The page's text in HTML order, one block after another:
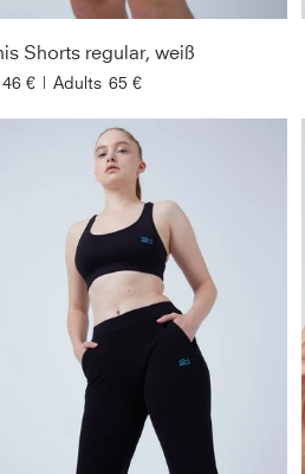
Shorts regular, weiß
46 € | Adults 65 €